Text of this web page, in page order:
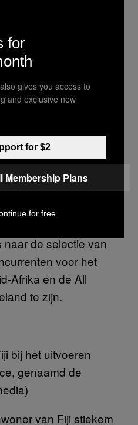
kan dat Ryan zo
belangrijkste
dat hij een goede
lokale jongens en
zoals Jarryd Hayne.
fitter dan voorheen
Dat andere teams
de nek voelen moge
Australië en
naar de selectie van
voor het
Afrika en de All
te zijn.
bij het uitvoeren
genaamd de
van Fiji stiekem
for
gives you access to
and exclusive new
for $2
Membership Plans
for free